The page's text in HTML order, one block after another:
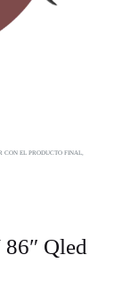
CON EL PRODUCTO FINAL,
Qled